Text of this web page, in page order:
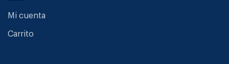
Mi cuenta
Carrito